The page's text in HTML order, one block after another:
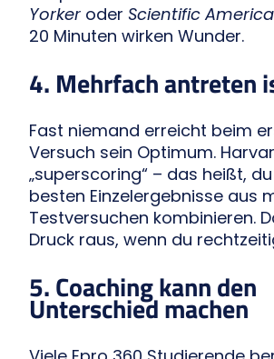
Yorker oder Scientific
20 Minuten wirken Wunder.
4. Mehrfach antreten
Fast niemand erreicht beim
Versuch sein Optimum.
„superscoring“ – das heißt,
besten Einzelergebnisse aus
Testversuchen kombinieren.
Druck raus, wenn du
5. Coaching kann den
Unterschied machen